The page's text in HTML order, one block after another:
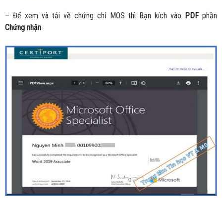
– Để xem và tải về chứng chỉ MOS thì Bạn kích vào PDFphần
Chứng nhận